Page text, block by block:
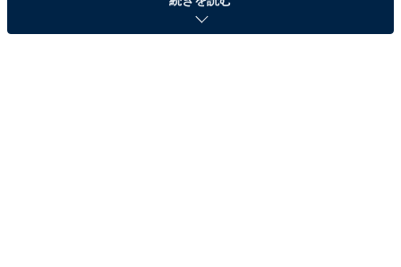
る非日常の体験は、何物にも代えがたい時間ですよね。